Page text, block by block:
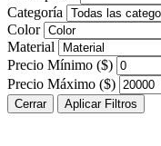
Categoría
Color
Material
Precio Mínimo ($)
Precio Máximo ($)
Cerrar Aplicar Filtros